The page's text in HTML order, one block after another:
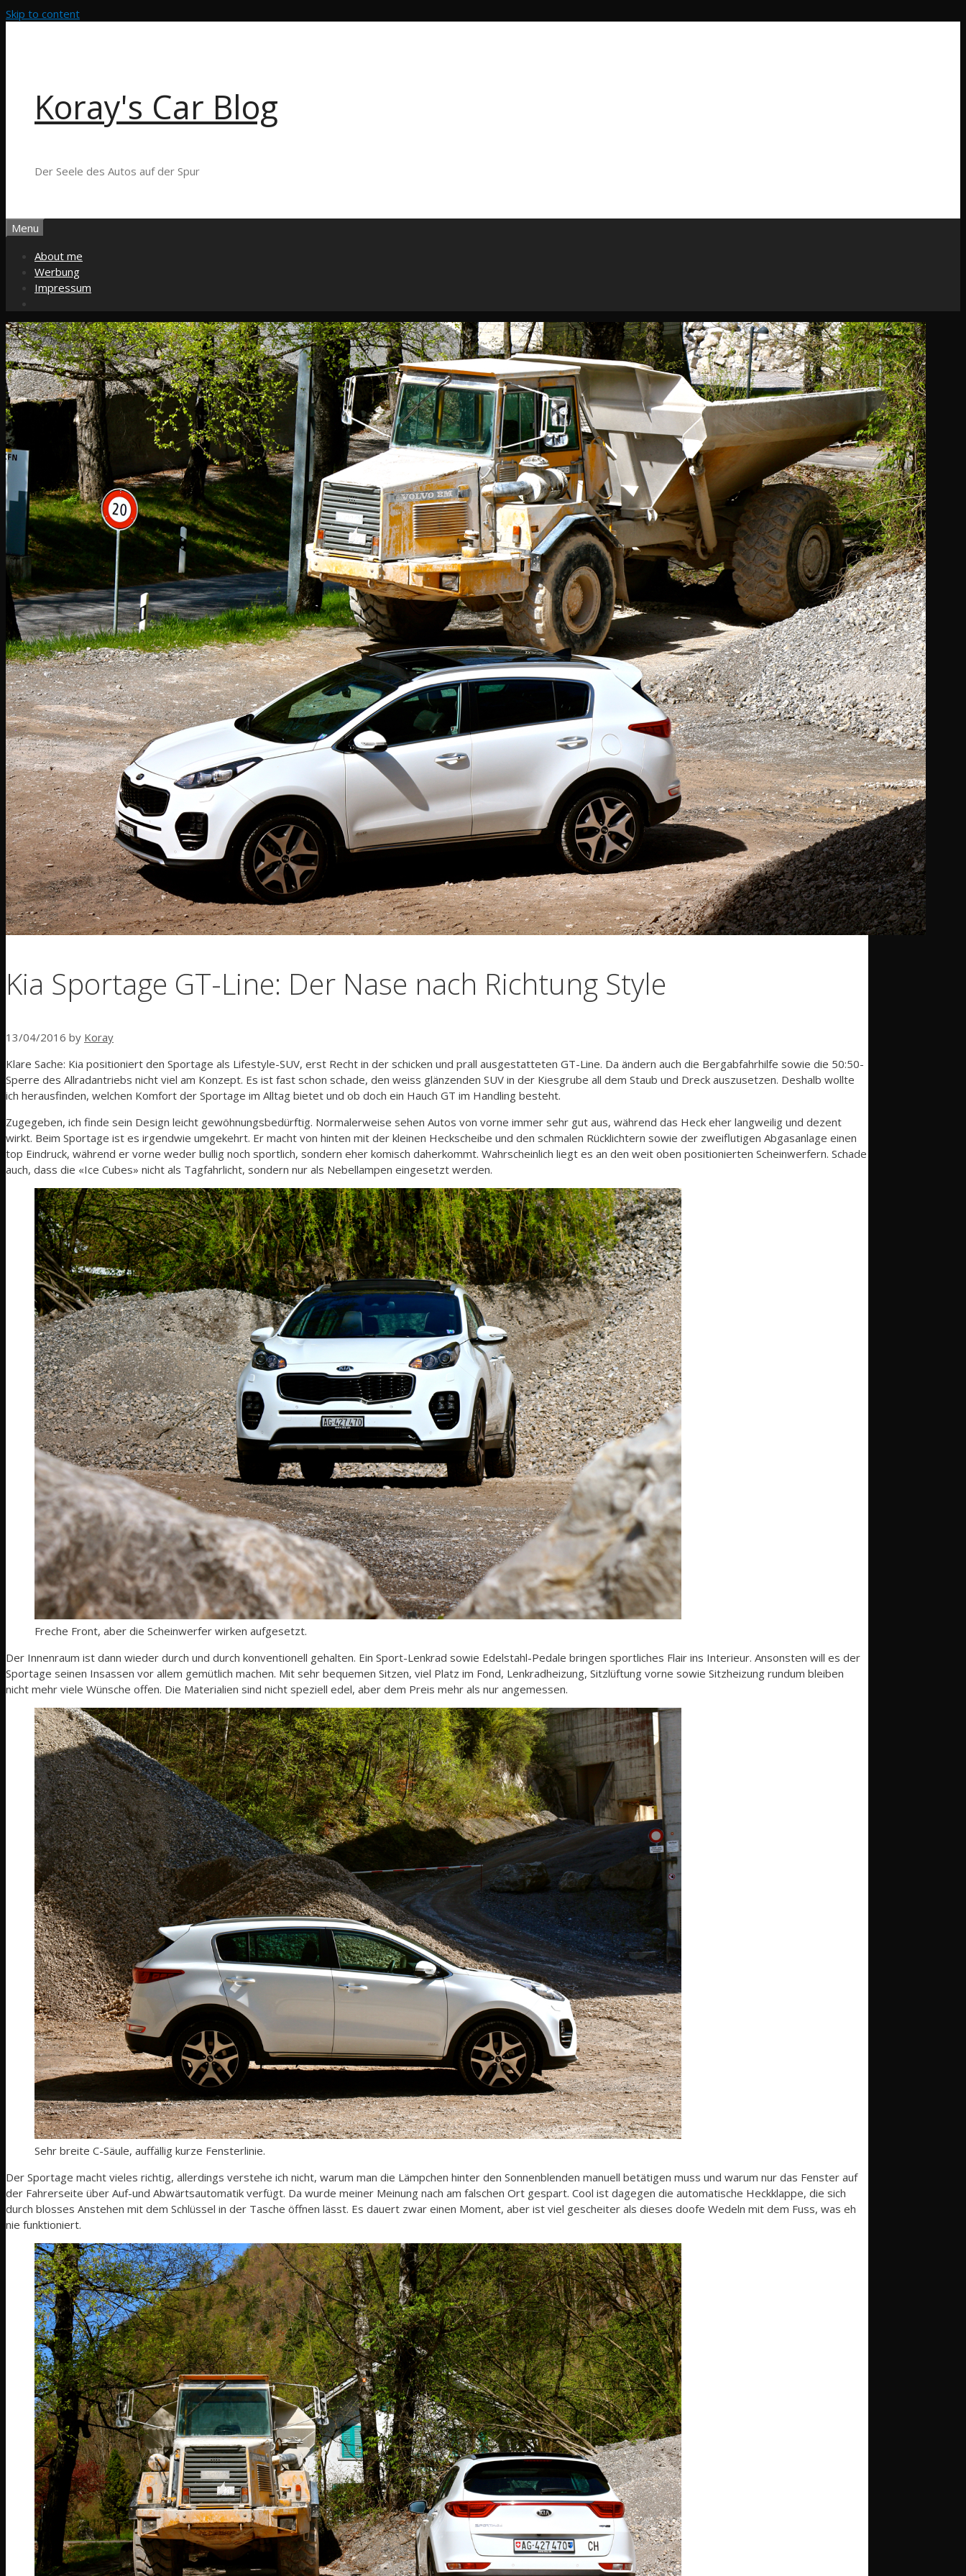
Skip to content
Koray's Car Blog
Der Seele des Autos auf der Spur
Menu
About me
Werbung
Impressum
Kia Sportage GT-Line: Der Nase nach Richtung Style
13/04/2016 by Koray
Klare Sache: Kia positioniert den Sportage als Lifestyle-SUV, erst Recht in der schicken und prall ausgestatteten GT-Line. Da ändern auch die Bergabfahrhilfe sowie die 50:50-
Sperre des Allradantriebs nicht viel am Konzept. Es ist fast schon schade, den weiss glänzenden SUV in der Kiesgrube all dem Staub und Dreck auszusetzen. Deshalb wollte
ich herausfinden, welchen Komfort der Sportage im Alltag bietet und ob doch ein Hauch GT im Handling besteht.
Zugegeben, ich finde sein Design leicht gewöhnungsbedürftig. Normalerweise sehen Autos von vorne immer sehr gut aus, während das Heck eher langweilig und dezent
wirkt. Beim Sportage ist es irgendwie umgekehrt. Er macht von hinten mit der kleinen Heckscheibe und den schmalen Rücklichtern sowie der zweiflutigen Abgasanlage einen
top Eindruck, während er vorne weder bullig noch sportlich, sondern eher komisch daherkommt. Wahrscheinlich liegt es an den weit oben positionierten Scheinwerfern. Schade
auch, dass die «Ice Cubes» nicht als Tagfahrlicht, sondern nur als Nebellampen eingesetzt werden.
Freche Front, aber die Scheinwerfer wirken aufgesetzt.
Der Innenraum ist dann wieder durch und durch konventionell gehalten. Ein Sport-Lenkrad sowie Edelstahl-Pedale bringen sportliches Flair ins Interieur. Ansonsten will es der
Sportage seinen Insassen vor allem gemütlich machen. Mit sehr bequemen Sitzen, viel Platz im Fond, Lenkradheizung, Sitzlüftung vorne sowie Sitzheizung rundum bleiben
nicht mehr viele Wünsche offen. Die Materialien sind nicht speziell edel, aber dem Preis mehr als nur angemessen.
Sehr breite C-Säule, auffällig kurze Fensterlinie.
Der Sportage macht vieles richtig, allerdings verstehe ich nicht, warum man die Lämpchen hinter den Sonnenblenden manuell betätigen muss und warum nur das Fenster auf
der Fahrerseite über Auf-und Abwärtsautomatik verfügt. Da wurde meiner Meinung nach am falschen Ort gespart. Cool ist dagegen die automatische Heckklappe, die sich
durch blosses Anstehen mit dem Schlüssel in der Tasche öffnen lässt. Es dauert zwar einen Moment, aber ist viel gescheiter als dieses doofe Wedeln mit dem Fuss, was eh
nie funktioniert.